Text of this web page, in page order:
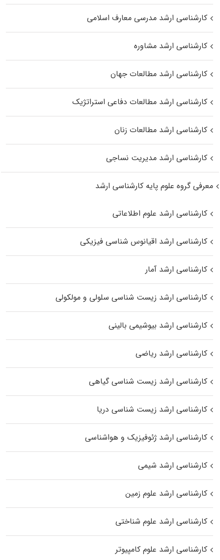
کارشناسی ارشد مدرسی معارف اسلامی
کارشناسی ارشد مشاوره
کارشناسی ارشد مطالعات جهان
کارشناسی ارشد مطالعات دفاعی استراتژیک
کارشناسی ارشد مطالعات زنان
کارشناسی ارشد مدیریت نساجی
معرفی گروه علوم پایه کارشناسی ارشد
کارشناسی ارشد علوم اطلاعاتی
کارشناسی ارشد اقیانوس‌ شناسی فیزیکی
کارشناسی ارشد آمار
کارشناسی ارشد زیست شناسی سلولی و مولکولی
کارشناسی ارشد بیوشیمی بالینی
کارشناسی ارشد ریاضی
کارشناسی ارشد زیست‌ شناسی گیاهی
کارشناسی ارشد زیست‌ شناسی دریا
کارشناسی ارشد ژئوفیزیک و هواشناسی
کارشناسی ارشد شیمی
کارشناسی ارشد علوم زمین
کارشناسی ارشد علوم شناختی
کارشناسی ارشد علوم کامپیوتر